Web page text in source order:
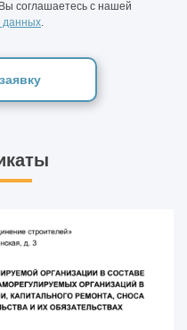
соглашаетесь с нашей
данных